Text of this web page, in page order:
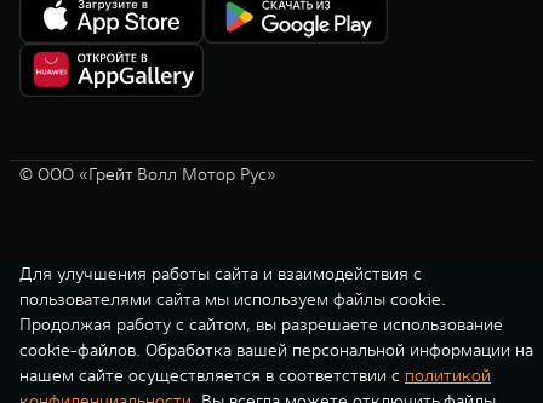
© ООО «Грейт Волл Мотор Рус»
Для улучшения работы сайта и взаимодействия с
пользователями сайта мы используем файлы cookie.
Продолжая работу с сайтом, вы разрешаете использование
cookie-файлов. Обработка вашей персональной информации на
нашем сайте осуществляется в соответствии с политикой